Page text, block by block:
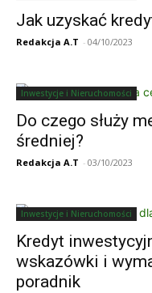
Jak uzyskać
Redakcja A.T - 04/10/2023
Inwestycje i Nieruchomości
Do czego służy
średniej?
Redakcja A.T - 03/10/2023
Inwestycje i Nieruchomości
Kredyt
wskazówki i
poradnik